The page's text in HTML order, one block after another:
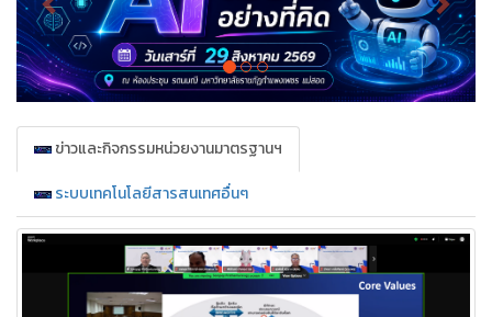
ข่าวและกิจกรรมหน่วยงานมาตรฐานฯ
ระบบเทคโนโลยีสารสนเทศอื่นๆ